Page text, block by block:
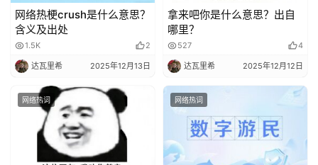
网络热梗crush是什么意思？
含义及出处
1.5K 2
达瓦里希 2025年12月13日
拿来吧你是什么意思？出自
哪里？
527 4
达瓦里希 2025年12月12日
网络热词 网络热词